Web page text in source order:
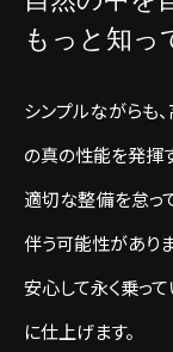
もっと知っ
シンプルながらも
の真の性能を発揮
適切な整備を怠っ
伴う可能性がありま
安心して永く乗っ
に仕上げます。